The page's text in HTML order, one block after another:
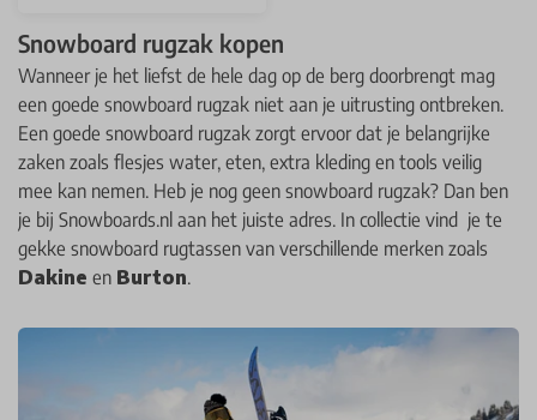
Snowboard rugzak kopen
Wanneer je het liefst de hele dag op de berg doorbrengt mag
een goede snowboard rugzak niet aan je uitrusting ontbreken.
Een goede snowboard rugzak zorgt ervoor dat je belangrijke
zaken zoals flesjes water, eten, extra kleding en tools veilig
mee kan nemen. Heb je nog geen snowboard rugzak? Dan ben
je bij Snowboards.nl aan het juiste adres. In collectie vind je te
gekke snowboard rugtassen van verschillende merken zoals
Dakine en Burton.